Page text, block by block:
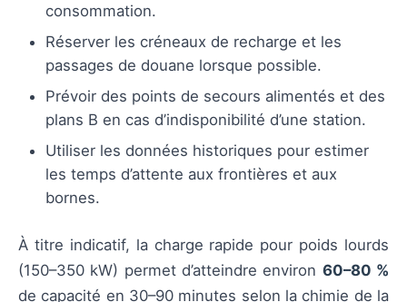
consommation.
Réserver les créneaux de recharge et les
passages de douane lorsque possible.
Prévoir des points de secours alimentés et des
plans B en cas d’indisponibilité d’une station.
Utiliser les données historiques pour estimer
les temps d’attente aux frontières et aux
bornes.
À titre indicatif, la charge rapide pour poids lourds
(150–350 kW) permet d’atteindre environ 60–80 %
de capacité en 30–90 minutes selon la chimie de la